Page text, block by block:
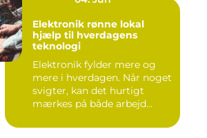
Elektronik rønne lokal
hjælp til hverdagens
teknologi
Elektronik fylder mere og
mere i hverdagen. Når noget
svigter, kan det hurtigt
mærkes på både arbejd...